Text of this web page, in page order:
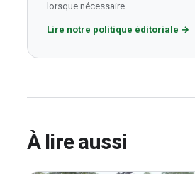
lorsque nécessaire.
Lire notre politique éditoriale →
À lire aussi